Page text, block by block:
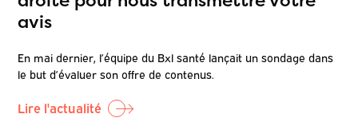
avis
En mai dernier, l’équipe du Bxl santé lançait un sondage dans
le but d’évaluer son offre de contenus.
Lire l'actualité